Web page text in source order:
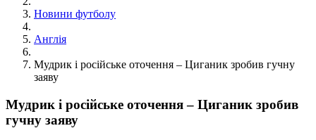
Новини футболу
Англія
Мудрик і російське оточення – Циганик зробив гучну
заяву
Мудрик і російське оточення – Циганик зробив
гучну заяву